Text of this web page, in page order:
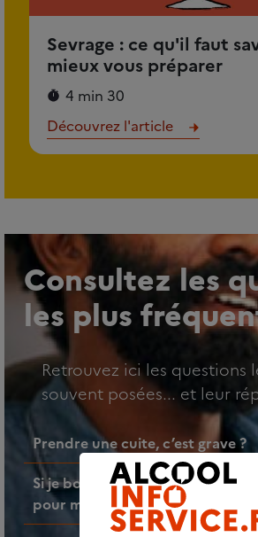
Sevrage : ce qu'il faut
mieux vous préparer
4 min 30
Découvrez l'article
Consultez les
les plus
Retrouvez ici les questions
souvent posées... et leur
Prendre une cuite, c’est grave ?
Si je bois un verre d’alcool par
pour ma santé ?